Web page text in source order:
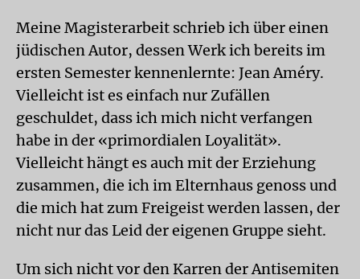
Meine Magisterarbeit schrieb ich über einen
jüdischen Autor, dessen Werk ich bereits im
ersten Semester kennenlernte: Jean Améry.
Vielleicht ist es einfach nur Zufällen
geschuldet, dass ich mich nicht verfangen
habe in der «primordialen Loyalität».
Vielleicht hängt es auch mit der Erziehung
zusammen, die ich im Elternhaus genoss und
die mich hat zum Freigeist werden lassen, der
nicht nur das Leid der eigenen Gruppe sieht.
Um sich nicht vor den Karren der Antisemiten